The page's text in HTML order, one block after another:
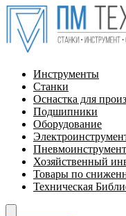
Инструменты
Станки
Оснастка для
Подшипники
Оборудование
Пневмоинструмент
Хозяйственный
Товары по
Техническая